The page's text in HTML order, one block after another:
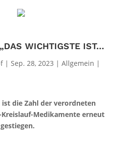
NORBERT RIER: „DAS WICHTIGSTE IST, DASS MAN GESUND BLEIBT…“
| Sep. 28, 2023 | Allgemein |
ist die Zahl der verordneten
Kreislauf-Medikamente erneut
gestiegen.